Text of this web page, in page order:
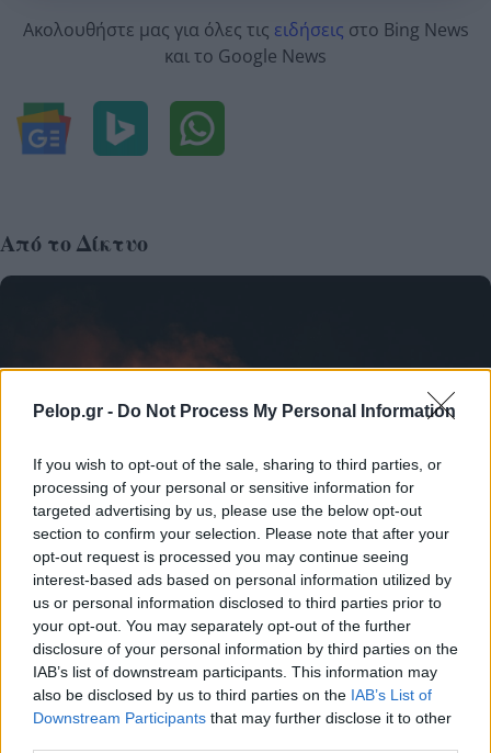
Pelop.gr - Do Not Process My Personal Information
If you wish to opt-out of the sale, sharing to third parties, or
processing of your personal or sensitive information for
targeted advertising by us, please use the below opt-out
section to confirm your selection. Please note that after your
opt-out request is processed you may continue seeing
interest-based ads based on personal information utilized by
us or personal information disclosed to third parties prior to
your opt-out. You may separately opt-out of the further
disclosure of your personal information by third parties on the
IAB’s list of downstream participants. This information may
also be disclosed by us to third parties on the IAB’s List of
Downstream Participants that may further disclose it to other
Ακολουθήστε μας για όλες τις ειδήσεις στο Bing News
και το Google News
Από το Δίκτυο
Πώς να προστατευτείτε από τον καπνό των πυρκαγιών
– Τα 6 μέτρα για τις ευπαθείς ομάδες